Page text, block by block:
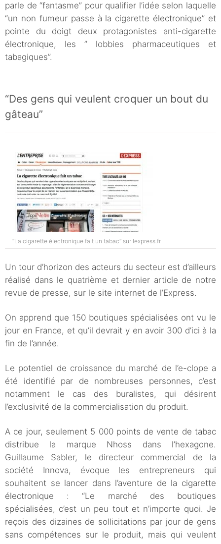
parle de “fantasme” pour qualifier l’idée selon laquelle
“un non fumeur passe à la cigarette électronique” et
pointe du doigt deux protagonistes anti-cigarette
électronique, les ” lobbies pharmaceutiques et
tabagiques”.
“Des gens qui veulent croquer un bout du
gâteau”
“La cigarette électronique fait un tabac” sur lexpress.fr
Un tour d’horizon des acteurs du secteur est d’ailleurs
réalisé dans le quatrième et dernier article de notre
revue de presse, sur le site internet de l’Express.
On apprend que 150 boutiques spécialisées ont vu le
jour en France, et qu’il devrait y en avoir 300 d’ici à la
fin de l’année.
Le potentiel de croissance du marché de l’e-clope a
été identifié par de nombreuses personnes, c’est
notamment le cas des buralistes, qui désirent
l’exclusivité de la commercialisation du produit.
A ce jour, seulement 5 000 points de vente de tabac
distribue la marque Nhoss dans l’hexagone.
Guillaume Sabler, le directeur commercial de la
société Innova, évoque les entrepreneurs qui
souhaitent se lancer dans l’aventure de la cigarette
électronique : “Le marché des boutiques
spécialisées, c’est un peu tout et n’importe quoi. Je
reçois des dizaines de sollicitations par jour de gens
sans compétences sur le produit, mais qui veulent